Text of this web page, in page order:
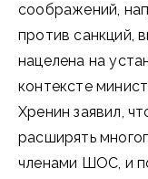
соображений,
против санкций,
нацелена на
контексте
Хренин заявил,
расширять
членами ШОС, и